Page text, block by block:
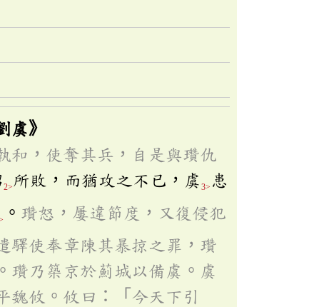
虞》
和，使奪其兵，自是與瓚仇
2> 所敗，而猶攻之不已，虞 3> 患
。 瓚怒，屢違節度，又復侵犯
驛使奉章陳其暴掠之罪，瓚
瓚乃築京於薊城以備虞。虞
魏攸。攸曰：「今天下引